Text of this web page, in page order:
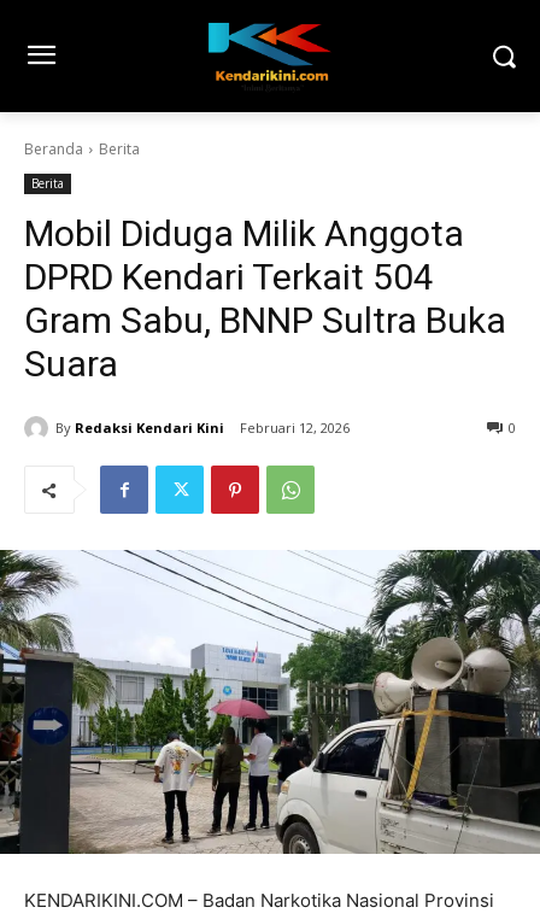
Beranda Berita
Berita
Mobil Diduga Milik Anggota
DPRD Kendari Terkait 504
Gram Sabu, BNNP Sultra Buka
Suara
By Redaksi Kendari Kini Februari 12, 2026 0
KENDARIKINI.COM – Badan Narkotika Nasional Provinsi